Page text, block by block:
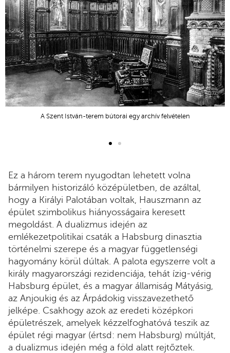
A Szent István-terem bútorai egy archív felvételen
Ez a három terem nyugodtan lehetett volna
bármilyen historizáló középületben, de azáltal,
hogy a Királyi Palotában voltak, Hauszmann az
épület szimbolikus hiányosságaira keresett
megoldást. A dualizmus idején az
emlékezetpolitikai csaták a Habsburg dinasztia
történelmi szerepe és a magyar függetlenségi
hagyomány körül dúltak. A palota egyszerre volt a
király magyarországi rezidenciája, tehát ízig-vérig
Habsburg épület, és a magyar államiság Mátyásig,
az Anjoukig és az Árpádokig visszavezethető
jelképe. Csakhogy azok az eredeti középkori
épületrészek, amelyek kézzelfoghatóvá teszik az
épület régi magyar (értsd: nem Habsburg) múltját,
a dualizmus idején még a föld alatt rejtőztek.